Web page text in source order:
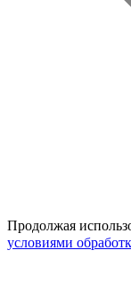
Продолжая
условиями